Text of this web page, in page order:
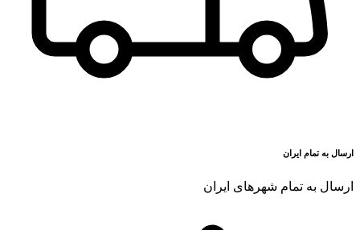
ارسال به تمام ایران
ارسال به تمام شهرهای ایران